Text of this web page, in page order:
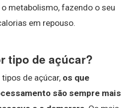
metabolismo, fazendo o seu
em repouso.
tipo de açúcar?
de açúcar, os que
são sempre mais